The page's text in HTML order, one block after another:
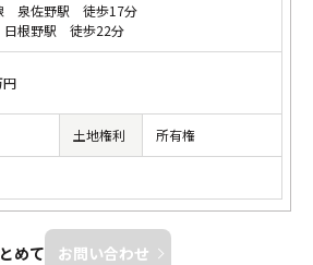
泉佐野駅 徒歩17分
根野駅 徒歩22分
円
土地権利 所有権
めて お問い合わせ